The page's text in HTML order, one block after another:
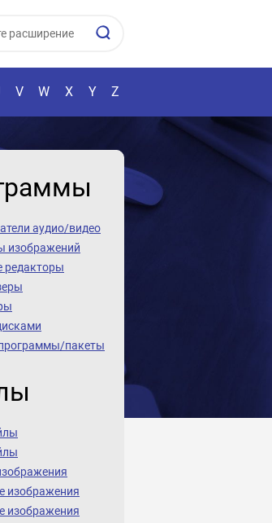
V W X Y Z
аудио/видео
изображений
редакторы
пакеты
изображения
изображения